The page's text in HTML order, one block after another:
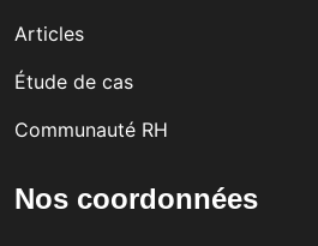
Articles
Étude de cas
Communauté RH
Nos coordonnées